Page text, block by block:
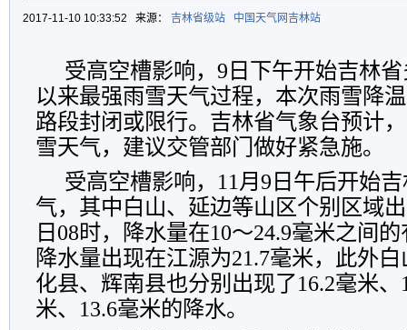
2017-11-10 10:33:52 来源： 吉林省级站 中国天气网吉林站
受高空槽影响， 9 日下午开始吉林
以来最强雨雪天气过程，本次雨雪降
路段封闭或限行。吉林省气象台预计
雪天气，建议交管部门做好紧急施。
受高空槽影响， 11 月 9 日午后开始
气， 其中白山、延边等山区个别区域
日 08时， 降水量在10～24.9毫米之间的
降水量出现在江源为21.7毫米，此外白
化县、辉南县也分别出现了16.2毫米、
米、 13.6毫米的降水。